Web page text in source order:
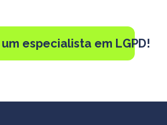
especialista em LGPD!